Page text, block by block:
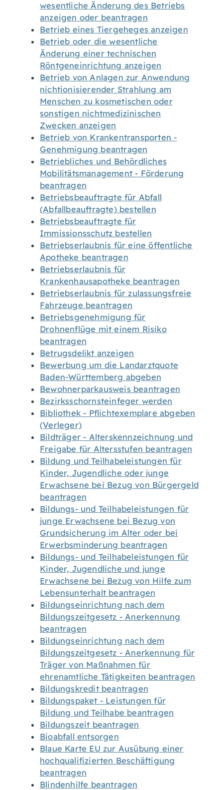
wesentliche Änderung des Betriebs
anzeigen oder beantragen
Betrieb eines Tiergeheges anzeigen
Betrieb oder die wesentliche
Änderung einer technischen
Röntgeneinrichtung anzeigen
Betrieb von Anlagen zur Anwendung
nichtionisierender Strahlung am
Menschen zu kosmetischen oder
sonstigen nichtmedizinischen
Zwecken anzeigen
Betrieb von Krankentransporten -
Genehmigung beantragen
Betriebliches und Behördliches
Mobilitätsmanagement - Förderung
beantragen
Betriebsbeauftragte für Abfall
(Abfallbeauftragte) bestellen
Betriebsbeauftragte für
Immissionsschutz bestellen
Betriebserlaubnis für eine öffentliche
Apotheke beantragen
Betriebserlaubnis für
Krankenhausapotheke beantragen
Betriebserlaubnis für zulassungsfreie
Fahrzeuge beantragen
Betriebsgenehmigung für
Drohnenflüge mit einem Risiko
beantragen
Betrugsdelikt anzeigen
Bewerbung um die Landarztquote
Baden-Württemberg abgeben
Bewohnerparkausweis beantragen
Bezirksschornsteinfeger werden
Bibliothek - Pflichtexemplare abgeben
(Verleger)
Bildträger - Alterskennzeichnung und
Freigabe für Altersstufen beantragen
Bildung und Teilhabeleistungen für
Kinder, Jugendliche oder junge
Erwachsene bei Bezug von Bürgergeld
beantragen
Bildungs- und Teilhabeleistungen für
junge Erwachsene bei Bezug von
Grundsicherung im Alter oder bei
Erwerbsminderung beantragen
Bildungs- und Teilhabeleistungen für
Kinder, Jugendliche und junge
Erwachsene bei Bezug von Hilfe zum
Lebensunterhalt beantragen
Bildungseinrichtung nach dem
Bildungszeitgesetz - Anerkennung
beantragen
Bildungseinrichtung nach dem
Bildungszeitgesetz - Anerkennung für
Träger von Maßnahmen für
ehrenamtliche Tätigkeiten beantragen
Bildungskredit beantragen
Bildungspaket - Leistungen für
Bildung und Teilhabe beantragen
Bildungszeit beantragen
Bioabfall entsorgen
Blaue Karte EU zur Ausübung einer
hochqualifizierten Beschäftigung
beantragen
Blindenhilfe beantragen